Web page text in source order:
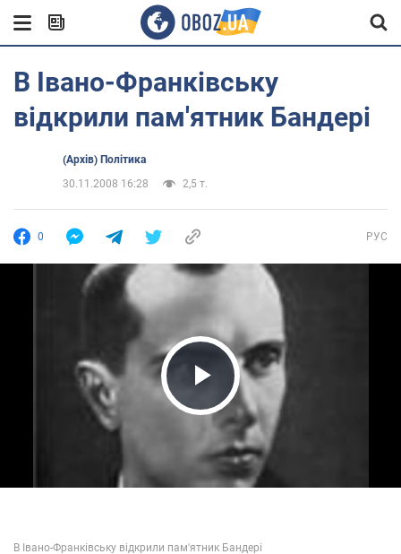
В Івано-Франківську
відкрили пам'ятник Бандері
(Архів) Політика
30.11.2008 16:28
2,5 т.
0 РУС
Play Video